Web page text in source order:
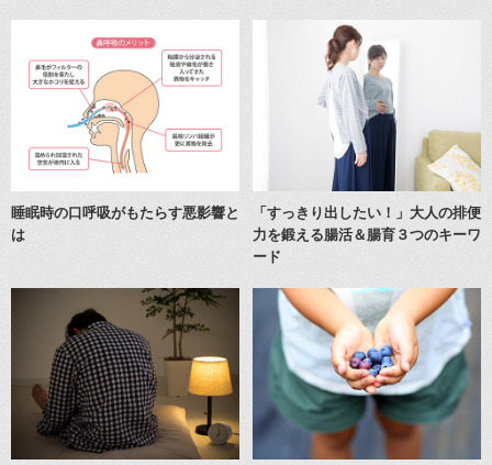
睡眠時の口呼吸がもたらす悪影響と
は
「すっきり出したい！」大人の排便
力を鍛える腸活＆腸育３つのキーワ
ード